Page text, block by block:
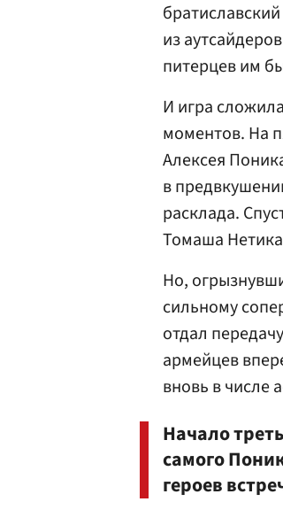
из
питерцев им
И игра
моментов. На
Алексея
в
расклада.
Томаша
Но,
сильному
отдал
армейцев
вновь в числе
Начало
самого
героев